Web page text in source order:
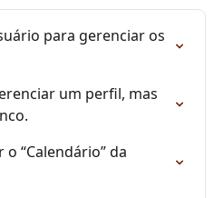
para gerenciar os
um perfil, mas
“Calendário” da